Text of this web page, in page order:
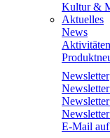
Kultur &
Aktuelles
News
Newsletter
E-Mail auf